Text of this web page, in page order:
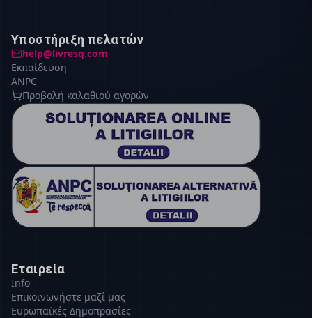
Υποστήριξη πελατών
help@livresq.com
Εκπαίδευση
ANPC
Προβολή καλαθιού αγορών
Εταιρεία
Info
Επικοινωνήστε μαζί μας
Ευρωπαϊκές Δημοπρασίες